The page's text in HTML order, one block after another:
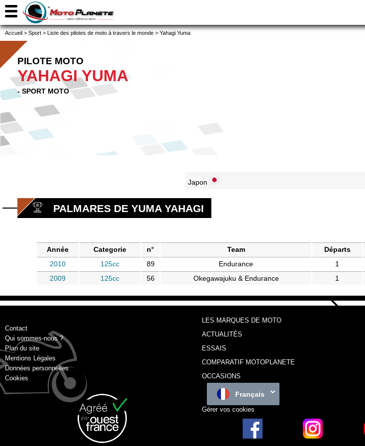
Accueil > Sport > Liste des pilotes de moto à travers le monde > Yahagi Yuma
PILOTE MOTO
YAHAGI YUMA
- SPORT MOTO
Japon
PALMARES DE YUMA YAHAGI
Année Categorie n° Team Départs
2010
125cc 89 Endurance 1
2009
125cc 56 Okegawajuku & Endurance 1
Contact
Qui sommes-nous ?
Plan du site
Mentions Légales
Données personnelles
Cookies
LES MARQUES DE MOTO
ACTUALITÉS
ESSAIS
COMPARATIF MOTOPLANETE
OCCASIONS
Français
Gérer vos cookies